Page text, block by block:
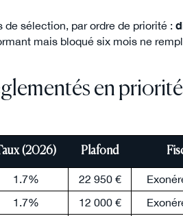
de sélection, par ordre de priorité :
mais bloqué six mois ne
en priorité
(2026) Plafond
1.7% 22 950 €
1.7% 12 000 €